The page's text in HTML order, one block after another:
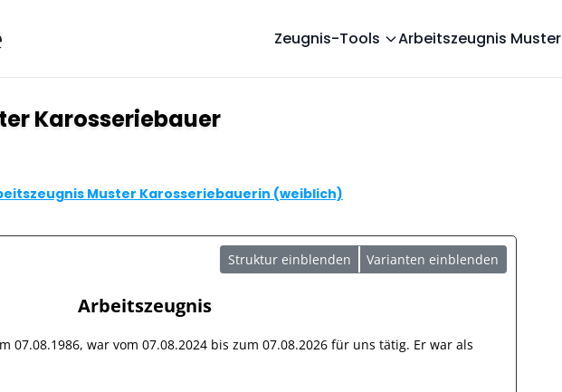
Zeugnis-Tools Arbeitszeugnis Muster
Karosseriebauer
Muster Karosseriebauerin (weiblich)
Struktur einblenden Varianten einblenden
Arbeitszeugnis
07.08.1986, war vom 07.08.2024 bis zum 07.08.2026 für uns tätig. Er war als